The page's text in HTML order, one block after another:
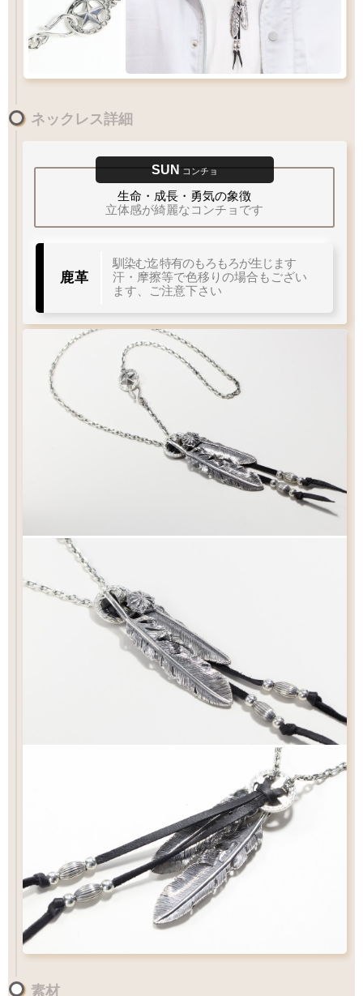
千年フェザー( L
LL
72×14
L
60× 12
M MM
右曲り 左曲り
¥30,800
LL・ Lサイズのフェザーにおすすめチェーン
60 55 50 cm 45
太目 当店標準 やや細目 細目
アロー スター
15.5 mm
タイプ
イーグル
クロー
シンプル
フックチェーンの長さ
サイズ
ネックレス詳細
SUN コンチョ
生命・成長・勇気の象徴
立体感が綺麗なコンチョです
鹿革
馴染む迄特有のもろもろが生じます
汗・摩擦等で色移りの場合もござい
ます、ご注意下さい
素材